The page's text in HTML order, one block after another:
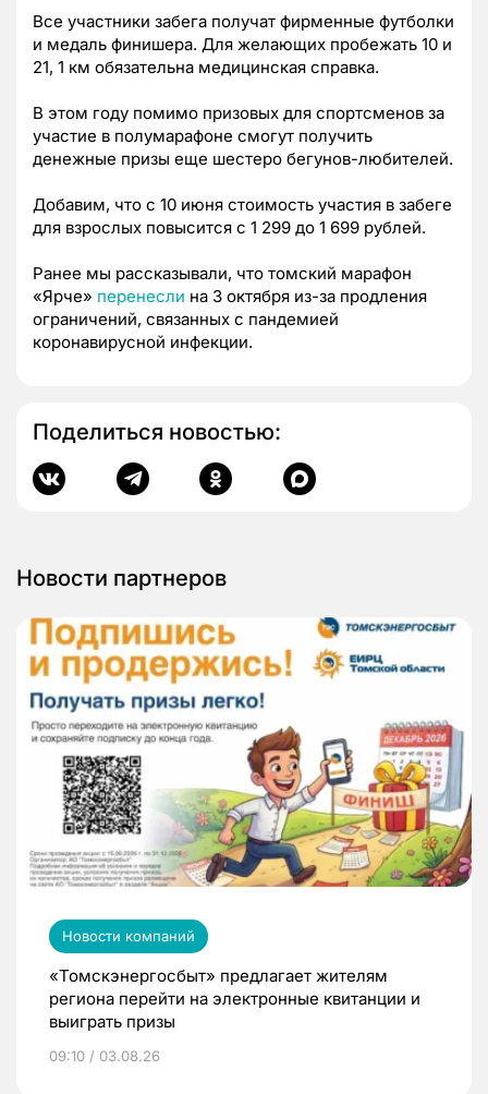
Все участники забега получат фирменные футболки
и медаль финишера. Для желающих пробежать 10 и
21, 1 км обязательна медицинская справка.
В этом году помимо призовых для спортсменов за
участие в полумарафоне смогут получить
денежные призы еще шестеро бегунов-любителей.
Добавим, что с 10 июня стоимость участия в забеге
для взрослых повысится с 1 299 до 1 699 рублей.
Ранее мы рассказывали, что томский марафон
«Ярче» перенесли на 3 октября из-за продления
ограничений, связанных с пандемией
коронавирусной инфекции.
Поделиться новостью:
Новости партнеров
Новости компаний
«Томскэнергосбыт» предлагает жителям
региона перейти на электронные квитанции и
выиграть призы
09:10 / 03.08.26